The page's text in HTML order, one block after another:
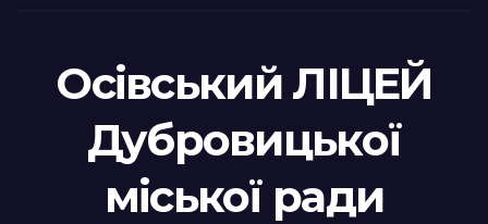
Осівський ЛІЦЕЙ
Дубровицької
міської ради